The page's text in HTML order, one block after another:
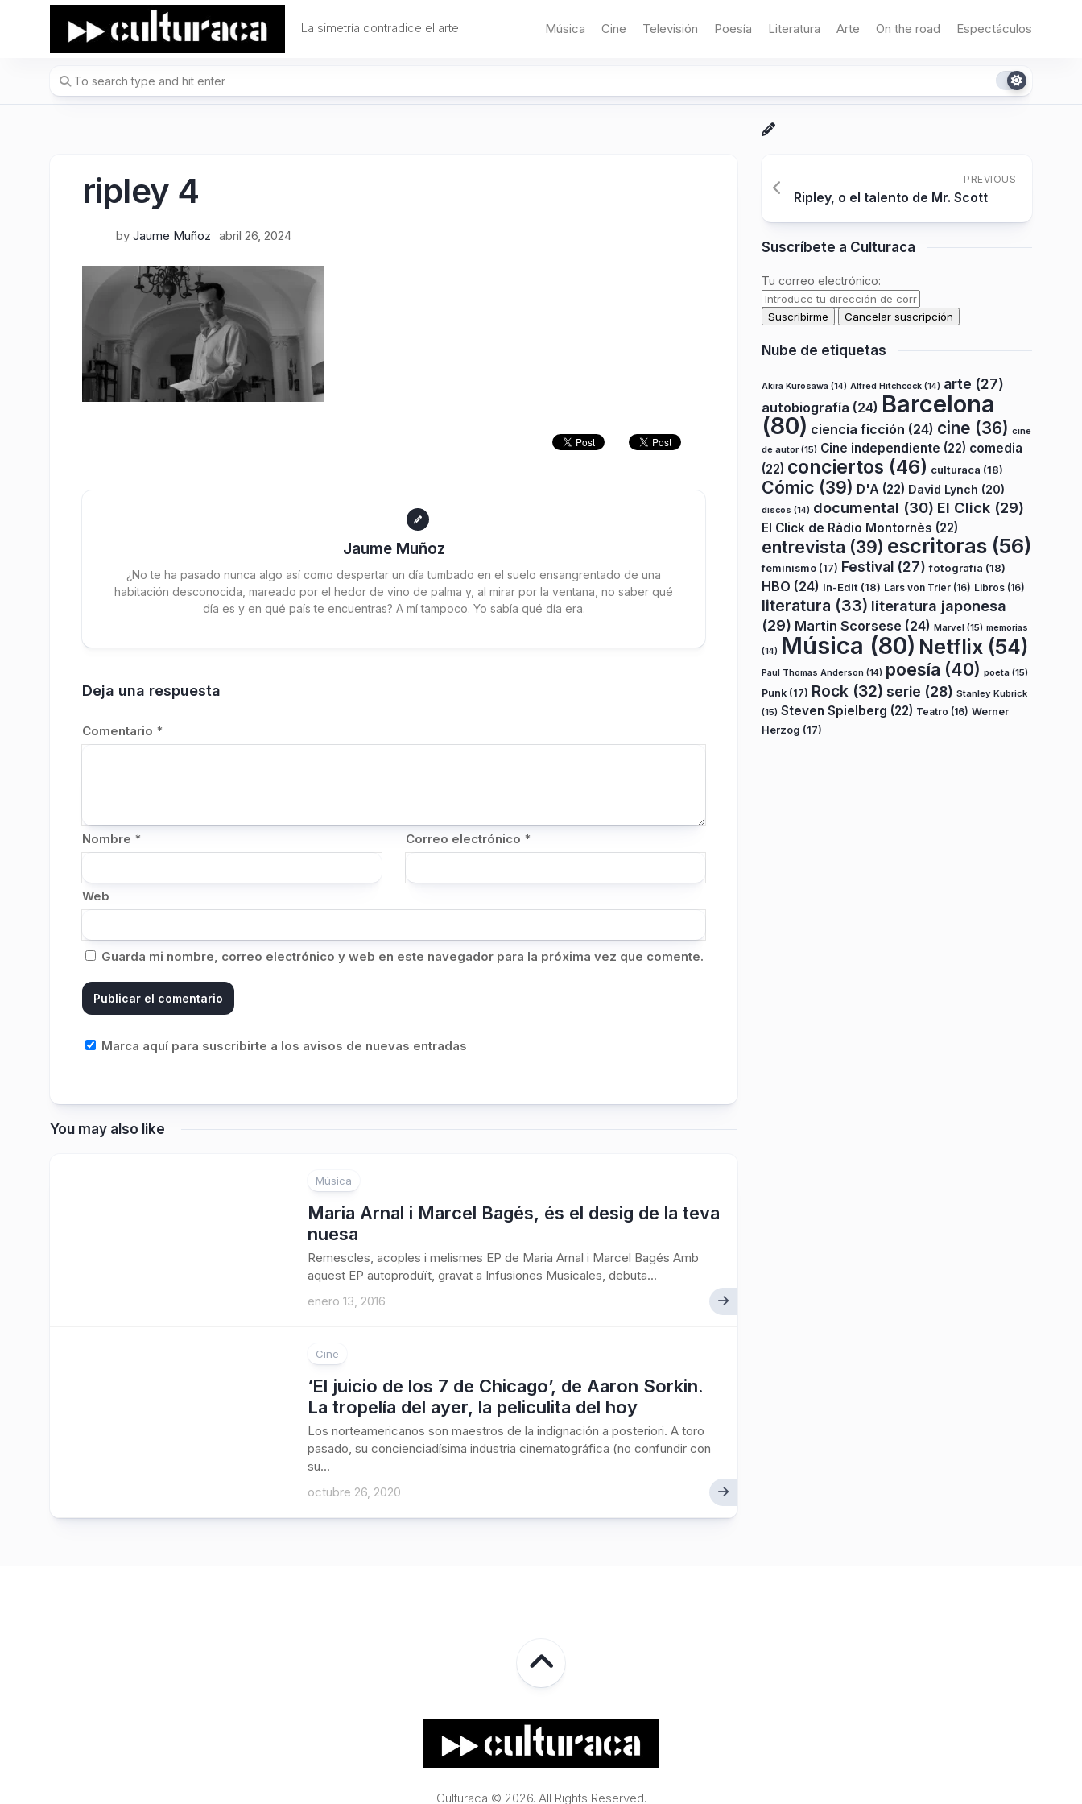
La simetría contradice el arte. Música Cine Televisión Poesía Literatura Arte On the road Espectáculos
ripley 4
by Jaume Muñoz abril 26, 2024
Jaume Muñoz
¿No te ha pasado nunca algo así como despertar un día tumbado en el suelo ensangrentado de una
habitación desconocida, mareado por el hedor de vino de palma y, al mirar por la ventana, no saber qué
día es y en qué país te encuentras? A mí tampoco. Yo sabía qué día era.
Deja una respuesta
Comentario *
Nombre * Correo electrónico *
Web
Guarda mi nombre, correo electrónico y web en este navegador para la próxima vez que comente.
Marca aquí para suscribirte a los avisos de nuevas entradas
You may also like
Música
Maria Arnal i Marcel Bagés, és el desig de la teva
nuesa
Remescles, acoples i melismes EP de Maria Arnal i Marcel Bagés Amb
aquest EP autoproduït, gravat a Infusiones Musicales, debuta...
enero 13, 2016
Cine
‘El juicio de los 7 de Chicago’, de Aaron Sorkin.
La tropelía del ayer, la peliculita del hoy
Los norteamericanos son maestros de la indignación a posteriori. A toro
pasado, su concienciadísima industria cinematográfica (no confundir con
su...
octubre 26, 2020
PREVIOUS
Ripley, o el talento de Mr. Scott
Suscríbete a Culturaca
Tu correo electrónico:
Nube de etiquetas
Akira Kurosawa (14) Alfred Hitchcock (14) arte (27)
autobiografía (24) Barcelona
(80) ciencia ficción (24) cine (36) cine
de autor(15) Cine independiente (22) comedia
(22) conciertos (46) culturaca (18)
Cómic (39) D'A (22) David Lynch (20)
discos (14) documental (30) El Click (29)
El Click de Ràdio Montornès (22)
entrevista (39) escritoras (56)
feminismo (17) Festival (27) fotografía (18)
HBO (24) In-Edit (18) Lars von Trier (16) Libros (16)
literatura (33) literatura japonesa
(29) Martin Scorsese (24) Marvel (15) memorias
(14) Música (80) Netflix (54)
Paul Thomas Anderson (14) poesía (40) poeta (15)
Punk (17) Rock (32) serie (28) Stanley Kubrick
(15) Steven Spielberg (22) Teatro (16) Werner
Herzog (17)
Culturaca © 2026. All Rights Reserved.